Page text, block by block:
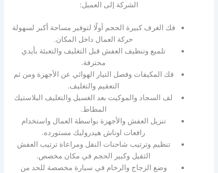
الشركة إلى العميل:
فك الغرف كبيرة الحجم أولًا لتوفير مساحة أكبر لسهولة
حركة العمال داخل المكان.
تلميع وتنظيف العفش قبل التغليف والتعبئة بأيدي
محترفة.
فك المكيفات وفصل التيار الهوائي عن الأجهزة ومن ثم
التعقيم والتغليف.
لف السجاد والموكيت بعد الغسيل والتغليف البلاستيك
المطاط.
تنزيل العفش والأجهزة بواسطة العمال واستخدام
رافعات اوناش هيدروليك مستورده.
تنظيم وترتيب شاحنات النقل ومراعاة ترتيب العفش
الثقيل وكبير الحجم في مكان مخصص.
وضع الزجاج والرخام في سيارة مخصصة للحد من